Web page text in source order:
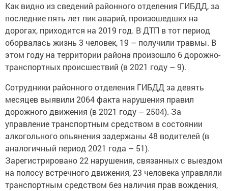
Как видно из сведений районного отделения ГИБДД, за
последние пять лет пик аварий, произошедших на
дорогах, приходится на 2019 год. В ДТП в тот период
оборвалась жизнь 3 человек, 19 – получили травмы. В
этом году на территории района произошло 6 дорожно-
транспортных происшествий (в 2021 году – 9).
Сотрудники районного отделения ГИБДД за девять
месяцев выявили 2064 факта нарушения правил
дорожного движения (в 2021 году – 2504). За
управление транспортным средством в состоянии
алкогольного опьянения задержаны 48 водителей (в
аналогичный период 2021 года – 51).
Зарегистрировано 22 нарушения, связанных с выездом
на полосу встречного движения, 23 человека управляли
транспортным средством без наличия прав вождения,